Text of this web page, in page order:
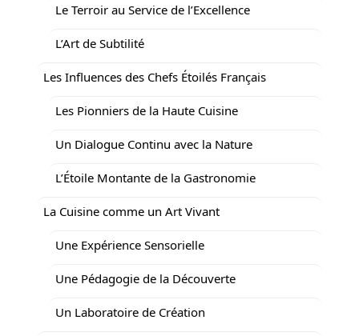
Le Terroir au Service de l’Excellence
L’Art de Subtilité
Les Influences des Chefs Étoilés Français
Les Pionniers de la Haute Cuisine
Un Dialogue Continu avec la Nature
L’Étoile Montante de la Gastronomie
La Cuisine comme un Art Vivant
Une Expérience Sensorielle
Une Pédagogie de la Découverte
Un Laboratoire de Création